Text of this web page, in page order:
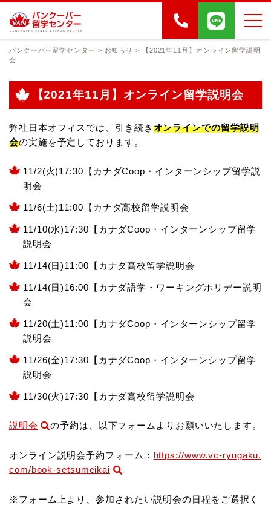
バンクーバー留学センター > お知らせ >
【2021年11月】オンライン留学説明
会
【2021年11月】オンライン留学説明会
弊社日本オフィスでは、引き続き オンラインでの留学説明
会の実施を予定しております。
11/2(火)17:30【カナダCoop・インターンシップ留学説
明会
11/6(土)11:00【カナダ高校留学説明会
11/10(水)17:30【カナダCoop・インターンシップ留学
説明会
11/14(日)11:00【カナダ高校留学説明会
11/14(日)16:00【カナダ語学・ワーキングホリデー説明
会
11/20(土)11:00【カナダCoop・インターンシップ留学
説明会
11/26(金)17:30【カナダCoop・インターンシップ留学
説明会
11/30(火)17:30【カナダ高校留学説明会
説明会 の予約は、以下フォームよりお願いいたします。
オンライン説明会予約フォーム： https://www.vc-ryugaku.
com/book-setsumeikai
※フォーム上より、参加されたい説明会の日程をご選択く